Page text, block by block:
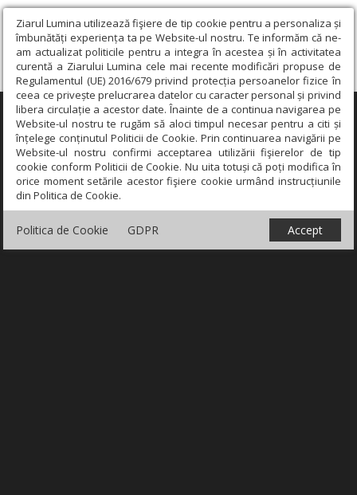
Ziarul Lumina utilizează fişiere de tip cookie pentru a personaliza și
îmbunătăți experiența ta pe Website-ul nostru. Te informăm că ne-
am actualizat politicile pentru a integra în acestea și în activitatea
curentă a Ziarului Lumina cele mai recente modificări propuse de
Regulamentul (UE) 2016/679 privind protecția persoanelor fizice în
ceea ce privește prelucrarea datelor cu caracter personal și privind
libera circulație a acestor date. Înainte de a continua navigarea pe
Website-ul nostru te rugăm să aloci timpul necesar pentru a citi și
înțelege conținutul Politicii de Cookie. Prin continuarea navigării pe
Website-ul nostru confirmi acceptarea utilizării fişierelor de tip
cookie conform Politicii de Cookie. Nu uita totuși că poți modifica în
orice moment setările acestor fişiere cookie urmând instrucțiunile
din Politica de Cookie.
Politica de Cookie GDPR Accept
×